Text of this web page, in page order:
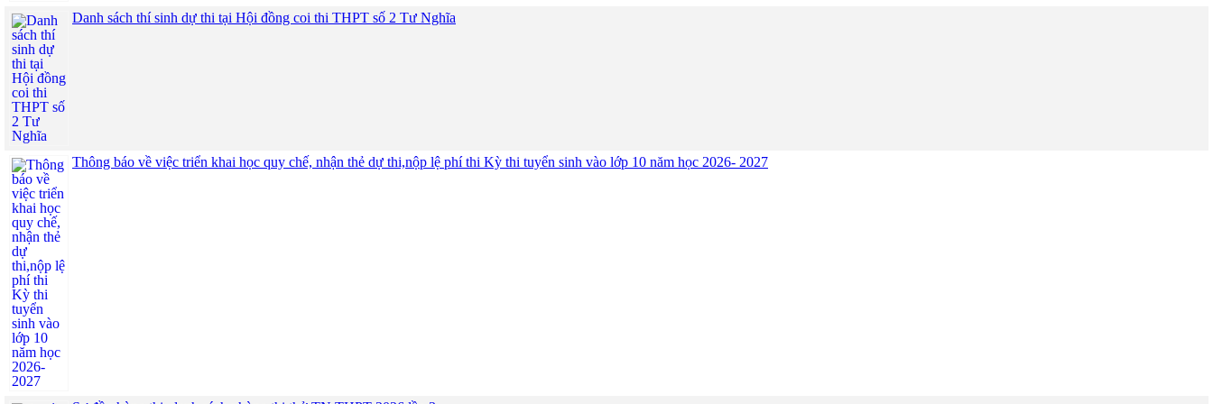
Danh sách thí sinh dự thi tại Hội đồng coi thi THPT số 2 Tư Nghĩa
Thông báo về việc triển khai học quy chế, nhận thẻ dự thi,nộp lệ phí thi Kỳ thi tuyển sinh vào lớp 10 năm học 2026- 2027